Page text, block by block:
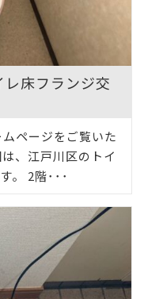
床フランジ交
ページをご覧いた
、江戸川区のトイ
。 2階･･･